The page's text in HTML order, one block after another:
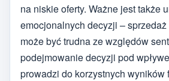
na niskie oferty. Ważne jest także
emocjonalnych decyzji –
może być trudna ze względów
podejmowanie decyzji pod
prowadzi do korzystnych wyników